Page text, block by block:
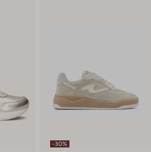
-30%